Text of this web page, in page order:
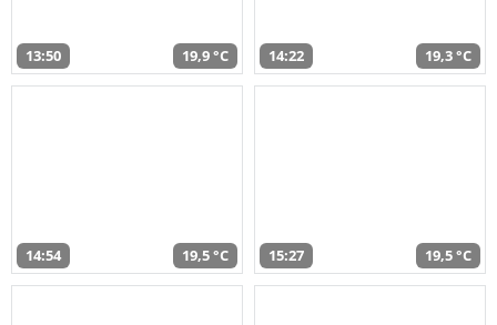
13:50 19,9 °C 14:22 19,3 °C
14:54 19,5 °C 15:27 19,5 °C